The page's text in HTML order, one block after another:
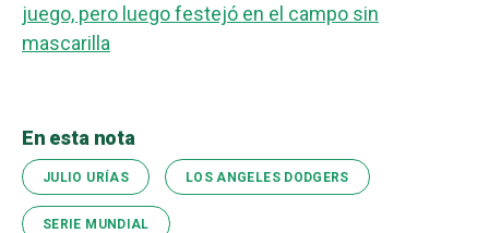
juego, pero luego festejó en el campo sin
mascarilla
En esta nota
JULIO URÍAS LOS ANGELES DODGERS
SERIE MUNDIAL